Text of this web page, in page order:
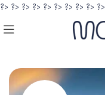
?> ?> ?> ?> ?> ?> ?> ?> ?> ?>